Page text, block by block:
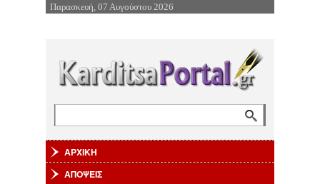
Επιστροφή στην Πλοήγηση
Παρασκευή, 07 Αυγούστου 2026
ΑΡΧΙΚΗ
ΑΠΟΨΕΙΣ